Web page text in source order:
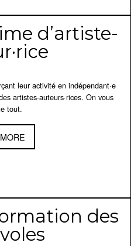
d’artiste-
leur activité en indépendant·e
artistes-auteurs·rices. On vous
tout.
des